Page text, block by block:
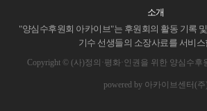
소개
"양심수후원회 아카이브"는 후원회의 활동 기록
기수 선생들의 소장사료를 서비
Copyright © (사)정의·평화·인권을 위한 양심수후
powered by 아카이브센터(주